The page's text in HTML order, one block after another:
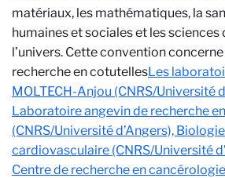
matériaux, les mathématiques, la
humaines et sociales et les sciences
l’univers. Cette convention
recherche en cotutellesLes
MOLTECH-Anjou (CNRS/Université
Laboratoire angevin de recherche
(CNRS/Université d’Angers),
cardiovasculaire (CNRS/Université
Centre de recherche en